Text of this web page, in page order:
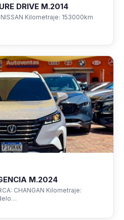
DRIVE M.2014
Kilometraje: 153000km
M.2024
CHANGAN Kilometraje: